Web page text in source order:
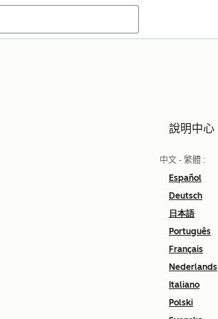
說明中心
中文 - 繁體 :
Español
Deutsch
日本語
Português
Français
Nederlands
Italiano
Polski